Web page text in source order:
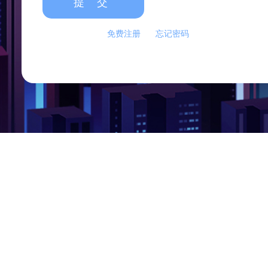
免费注册 忘记密码